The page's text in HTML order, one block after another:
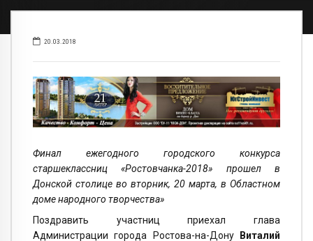
20.03.2018
Финал ежегодного городского конкурса
старшеклассниц «Ростовчанка-2018» прошел в
Донской столице во вторник, 20 марта, в Областном
доме народного творчества»
Поздравить участниц приехал глава
Администрации города Ростова-на-Дону
Виталий